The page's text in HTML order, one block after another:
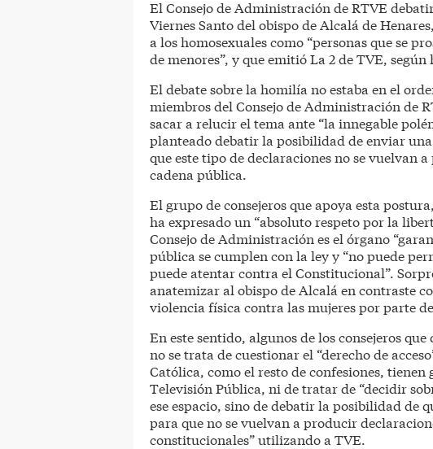
El Consejo de Administración de RTVE
Viernes Santo del obispo de Alcalá de
a los homosexuales como “personas que se
de menores”, y que emitió La 2 de TVE,
El debate sobre la homilía no estaba en el
miembros del Consejo de Administración de
sacar a relucir el tema ante “la innegable
planteado debatir la posibilidad de enviar
que este tipo de declaraciones no se vuelvan
cadena pública.
El grupo de consejeros que apoya esta
ha expresado un “absoluto respeto por la
Consejo de Administración es el órgano
pública se cumplen con la ley y “no puede
puede atentar contra el Constitucional”.
anatemizar al obispo de Alcalá en contraste
violencia física contra las mujeres por parte
En este sentido, algunos de los consejeros
no se trata de cuestionar el “derecho de
Católica, como el resto de confesiones,
Televisión Pública, ni de tratar de “decidir
ese espacio, sino de debatir la posibilidad de
para que no se vuelvan a producir
constitucionales” utilizando a TVE.